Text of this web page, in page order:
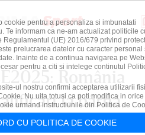
România
la bârnă,
cu mânere, la
cookie pentru a personaliza si imbunatati
Te informam ca ne-am actualizat politicile
Regulamentul (UE) 2016/679 privind
prelucrarea datelor cu caracter personal
Inainte de a continua navigarea pe
pentru a citi si intelege continutul
ul nostru confirmi acceptarea utilizarii
Nu uita totusi ca poti modifica in orice
urmand instructiunile din Politica de
CU POLITICA DE COOKIE